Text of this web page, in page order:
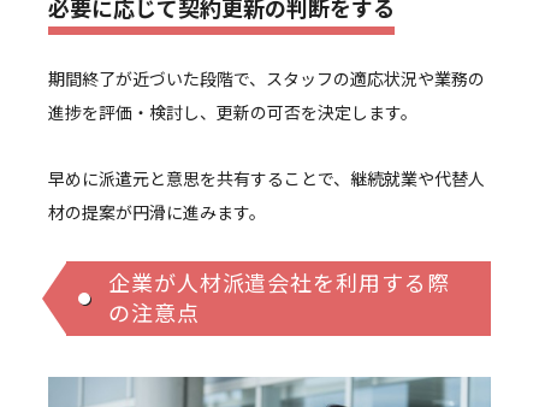
必要に応じて契約更新の判断をする
期間終了が近づいた段階で、スタッフの適応状況や業務の
進捗を評価・検討し、更新の可否を決定します。
早めに派遣元と意思を共有することで、継続就業や代替人
材の提案が円滑に進みます。
企業が人材派遣会社を利用する際
の注意点